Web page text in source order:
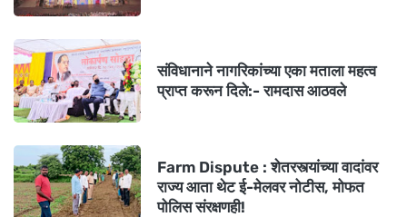
संविधानाने नागरिकांच्या एका मताला महत्व
प्राप्त करून दिले:- रामदास आठवले
Farm Dispute : शेतरस्त्यांच्या वादांवर
राज्य आता थेट ई-मेलवर नोटीस, मोफत
पोलिस संरक्षणही!